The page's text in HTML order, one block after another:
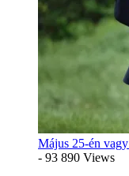
Május 25-én
- 93 890 Views